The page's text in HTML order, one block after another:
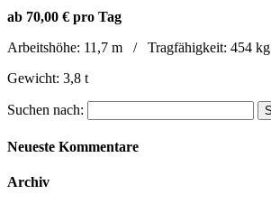
ab 70,00 € pro Tag
Arbeitshöhe: 11,7 m / Tragfähigkeit: 454 kg
Gewicht: 3,8 t
Suchen nach:
Neueste Kommentare
Archiv